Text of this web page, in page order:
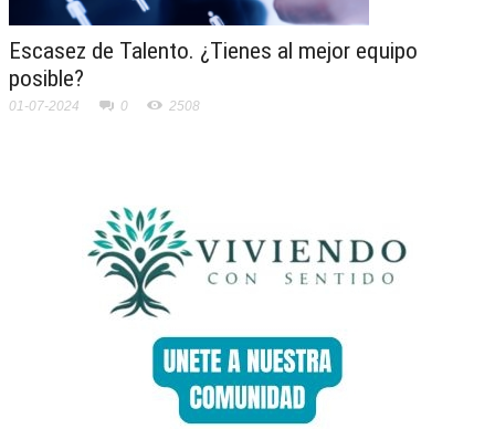
Escasez de Talento. ¿Tienes al mejor equipo
posible?
01-07-2024 0 2508